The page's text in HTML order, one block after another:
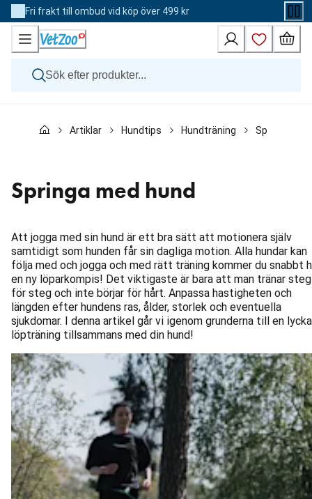
Skip
to
Content
Fri frakt till ombud vid köp över 499 kr
Katt
Nyheter
Kampanj
Artiklar Hundtips Hundträning Springa
Springa med hund
Att jogga med sin hund är ett bra sätt att motionera själv
samtidigt som hunden får sin dagliga motion. Alla hundar kan
följa med och jogga och med rätt träning kommer du snabbt
en ny löparkompis! Det viktigaste är bara att man tränar steg
för steg och inte börjar för hårt. Anpassa hastigheten och
längden efter hundens ras, ålder, storlek och eventuella
sjukdomar. I denna artikel går vi igenom grunderna till en
löpträning tillsammans med din hund!